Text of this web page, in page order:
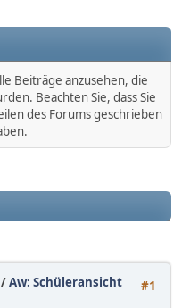
Beiträge anzusehen, die
Beachten Sie, dass Sie
des Forums geschrieben
#1
Aw: Schüleransicht